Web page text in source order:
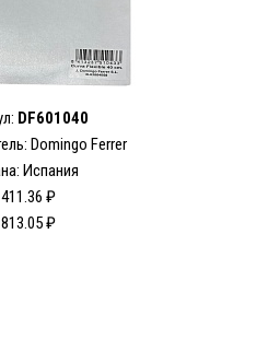
DF601040
Domingo Ferrer
Испания
₽
₽